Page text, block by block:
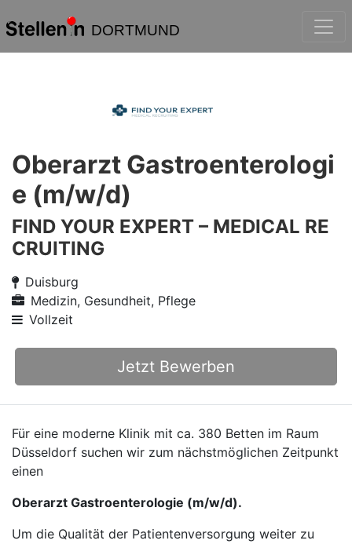
DORTMUND
Oberarzt Gastroenterologi
e (m/w/d)
FIND YOUR EXPERT – MEDICAL RE
CRUITING
Duisburg
Medizin, Gesundheit, Pflege
Vollzeit
Jetzt Bewerben
Für eine moderne Klinik mit ca. 380 Betten im Raum
Düsseldorf suchen wir zum nächstmöglichen Zeitpunkt
einen
Oberarzt Gastroenterologie (m/w/d).
Um die Qualität der Patientenversorgung weiter zu